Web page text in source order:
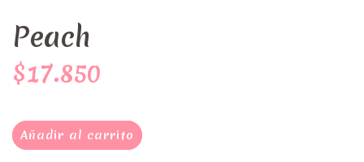
Peach
$17.850
Añadir al carrito